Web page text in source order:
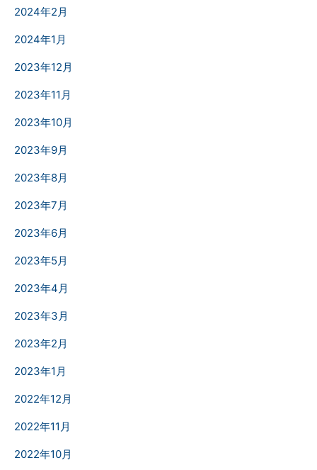
2024年2月
2024年1月
2023年12月
2023年11月
2023年10月
2023年9月
2023年8月
2023年7月
2023年6月
2023年5月
2023年4月
2023年3月
2023年2月
2023年1月
2022年12月
2022年11月
2022年10月